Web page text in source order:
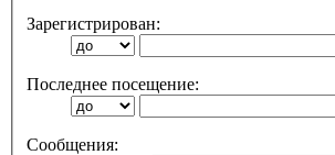
Зарегистрирован:
Последнее посещение:
Сообщения: